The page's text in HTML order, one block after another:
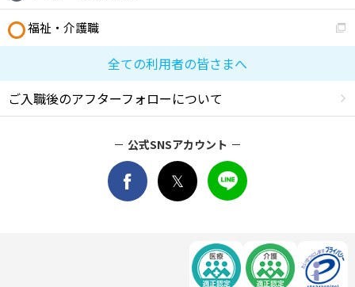
福祉・介護職
全ての利用者の皆さまへ
ご入職後のアフターフォローについて
公式SNSアカウント